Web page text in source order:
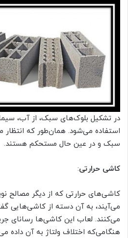
در تشکیل بلوک‌های سبک، از آب،
استفاده می‌شود. همان‌طور که انتظار
سبک و در عین حال مستحکم هستند.
کاشی حرارتی:
کاشی‌های حرارتی که از دیگر مصالح
می‌آیند، به آن دسته از کاشی‌هایی
می‌کنند. لعاب این کاشی‌ها رسانای
هنگامی‌که اختلاف ولتاژ به آن داده